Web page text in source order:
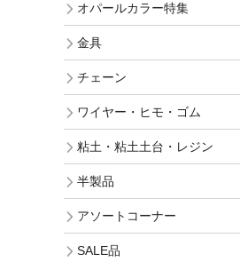
オパールカラー特集
金具
チェーン
ワイヤー・ヒモ・ゴム
粘土・粘土土台・レジン
半製品
アソートコーナー
SALE品